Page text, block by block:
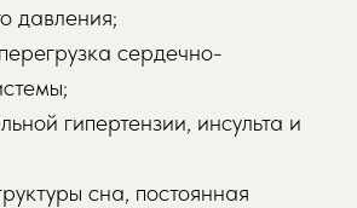
давления;
сердечно-
гипертензии, инсульта и
сна, постоянная